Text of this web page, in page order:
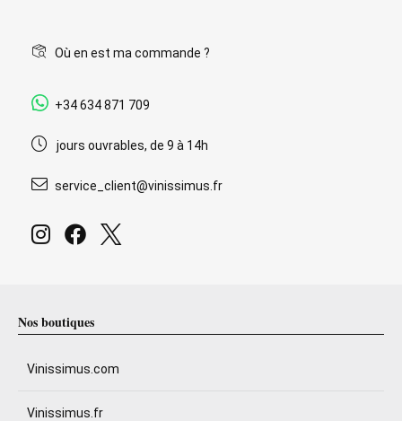
Où en est ma commande ?
+34 634 871 709
jours ouvrables, de 9 à 14h
service_client@vinissimus.fr
Nos boutiques
Vinissimus.com
Vinissimus.fr